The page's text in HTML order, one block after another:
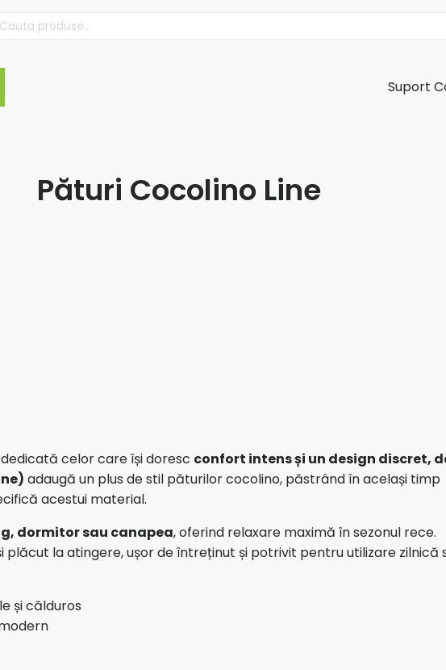
Suport
Pături Cocolino Line
celor care își doresc confort intens și un design discret,
adaugă un plus de stil păturilor cocolino, păstrând în același timp
acestui material.
dormitor sau canapea, oferind relaxare maximă în sezonul rece.
plăcut la atingere, ușor de întreținut și potrivit pentru utilizare zilnică
și călduros